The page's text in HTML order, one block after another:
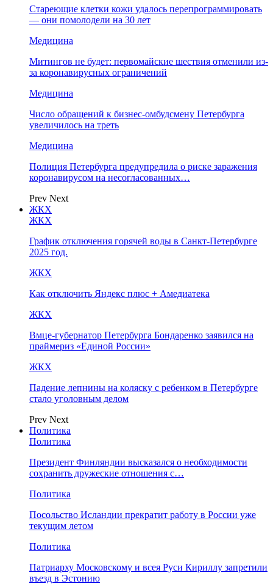
Стареющие клетки кожи удалось перепрограммировать
— они помолодели на 30 лет
Медицина
Митингов не будет: первомайские шествия отменили из-
за коронавирусных ограничений
Медицина
Число обращений к бизнес-омбудсмену Петербурга
увеличилось на треть
Медицина
Полиция Петербурга предупредила о риске заражения
коронавирусом на несогласованных…
Prev Next
ЖКХ
ЖКХ
График отключения горячей воды в Санкт-Петербурге
2025 год.
ЖКХ
Как отключить Яндекс плюс + Амедиатека
ЖКХ
Вмце-губернатор Петербурга Бондаренко заявился на
праймериз «Единой России»
ЖКХ
Падение лепнины на коляску с ребенком в Петербурге
стало уголовным делом
Prev Next
Политика
Политика
Президент Финляндии высказался о необходимости
сохранить дружеские отношения с…
Политика
Посольство Исландии прекратит работу в России уже
текущим летом
Политика
Патриарху Московскому и всея Руси Кириллу запретили
въезд в Эстонию